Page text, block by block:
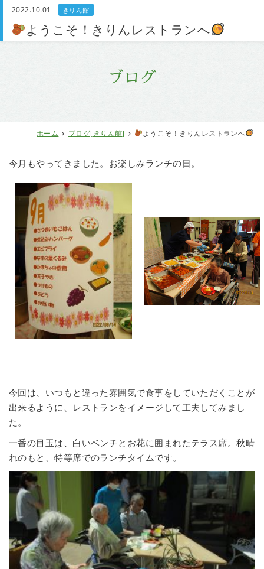
ブログ
ホーム ブログ[きりん館] ようこそ！きりんレストランへ
2022.10.01 きりん館
ようこそ！きりんレストランへ
今月もやってきました。お楽しみランチの日。
今回は、いつもと違った雰囲気で食事をしていただくことが
出来るように、レストランをイメージして工夫してみまし
た。
一番の目玉は、白いベンチとお花に囲まれたテラス席。秋晴
れのもと、特等席でのランチタイムです。